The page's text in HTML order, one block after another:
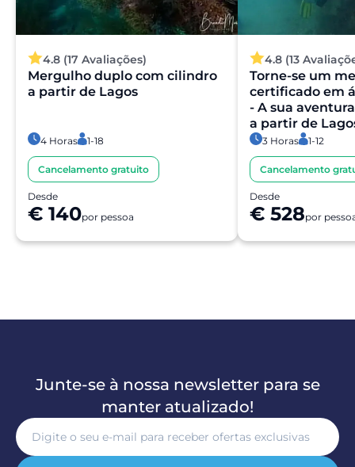
4.8 (17 Avaliações)
Mergulho duplo com cilindro
a partir de Lagos
4 Horas 1-18
Cancelamento gratuito
Desde
€ 140por pessoa
4.8 (13
Torne-se um
certificado em
- A sua
a partir de
3 Horas 1-12
Cancelamento
Desde
€ 528por
Junte-se à nossa newsletter para se
manter atualizado!